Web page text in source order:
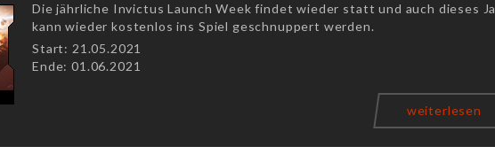
Die jährliche Invictus Launch Week findet wieder statt und auch dieses
kann wieder kostenlos ins Spiel geschnuppert werden.
Start: 21.05.2021
Ende: 01.06.2021
weiterlesen